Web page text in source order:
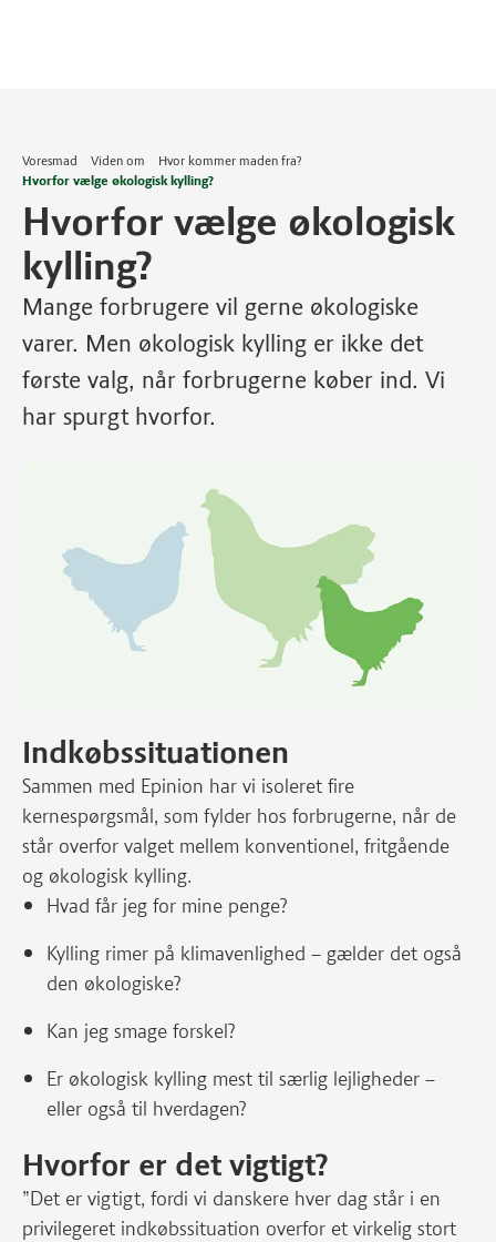
Voresmad Viden om
Hvor kommer maden fra?
Hvorfor vælge økologisk kylling?
Hvorfor vælge økologisk
kylling?
Mange forbrugere vil gerne økologiske
varer. Men økologisk kylling er ikke det
første valg, når forbrugerne køber ind. Vi
har spurgt hvorfor.
Indkøbssituationen
Sammen med Epinion har vi isoleret fire
kernespørgsmål, som fylder hos forbrugerne, når de
står overfor valget mellem konventionel, fritgående
og økologisk kylling.
Hvad får jeg for mine penge?
Kylling rimer på klimavenlighed – gælder det også
den økologiske?
Kan jeg smage forskel?
Er økologisk kylling mest til særlig lejligheder –
eller også til hverdagen?
Hvorfor er det vigtigt?
”Det er vigtigt, fordi vi danskere hver dag står i en
privilegeret indkøbssituation overfor et virkelig stort